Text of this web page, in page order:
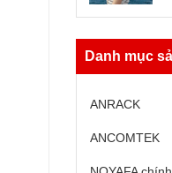
Danh mục
ANRACK
ANCOMTEK